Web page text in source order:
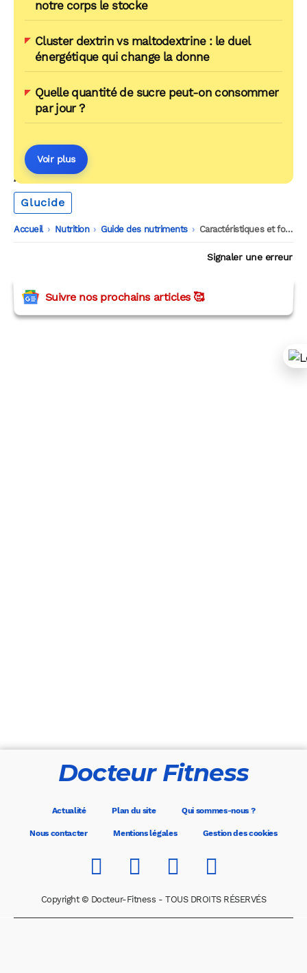
notre corps le stocke
Cluster dextrin vs maltodextrine : le duel
énergétique qui change la donne
Quelle quantité de sucre peut-on consommer
par jour ?
Voir plus
AUTOUR DU MÊME THÈME
Glucide
Accueil -
Nutrition -
Guide des nutriments -
Caractéristiques et fonctions des glucides
Signaler une erreur
Suivre nos prochains articles 🥰
Docteur Fitness
Actualité Plan du site Qui sommes-nous ?
Nous contacter Mentions légales Gestion des cookies
Copyright © Docteur-Fitness - TOUS DROITS RÉSERVÉS